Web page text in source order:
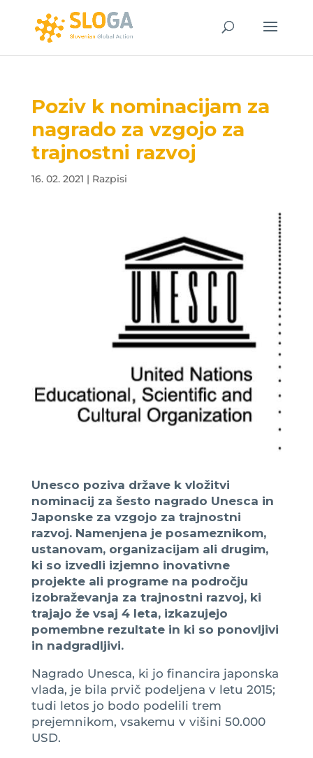
Poziv k nominacijam za
nagrado za vzgojo za
trajnostni razvoj
16. 02. 2021 | Razpisi
Unesco poziva države k vložitvi
nominacij za šesto nagrado Unesca in
Japonske za vzgojo za trajnostni
razvoj. Namenjena je posameznikom,
ustanovam, organizacijam ali drugim,
ki so izvedli izjemno inovativne
projekte ali programe na področju
izobraževanja za trajnostni razvoj, ki
trajajo že vsaj 4 leta, izkazujejo
pomembne rezultate in ki so ponovljivi
in nadgradljivi.
Nagrado Unesca, ki jo financira japonska
vlada, je bila prvič podeljena v letu 2015;
tudi letos jo bodo podelili trem
prejemnikom, vsakemu v višini 50.000
USD.